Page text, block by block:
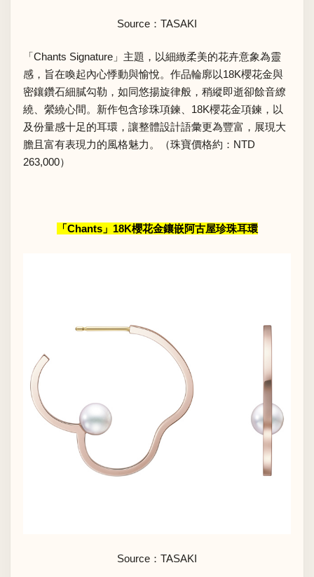
Source： TASAKI
「Chants Signature」主題，以細緻柔美的花卉意象為靈
感，旨在喚起內心悸動與愉悅。作品輪廓以18K櫻花金與
密鑲鑽石細膩勾勒，如同悠揚旋律般，稍縱即逝卻餘音繚
繞、縈繞心間。新作包含珍珠項鍊、18K櫻花金項鍊，以
及份量感十足的耳環，讓整體設計語彙更為豐富，展現大
膽且富有表現力的風格魅力。（珠寶價格約：NTD
263,000）
「Chants」18K櫻花金鑲嵌阿古屋珍珠耳環
Source： TASAKI